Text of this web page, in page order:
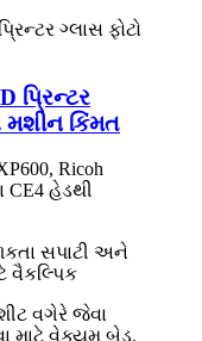
પ્રિન્ટર
મશીન કિંમત
Ricoh
CE4 હેડથી
સપાટી અને
વૈકલ્પિક
વગેરે જેવા
માટે વેક્યુમ બેડ.